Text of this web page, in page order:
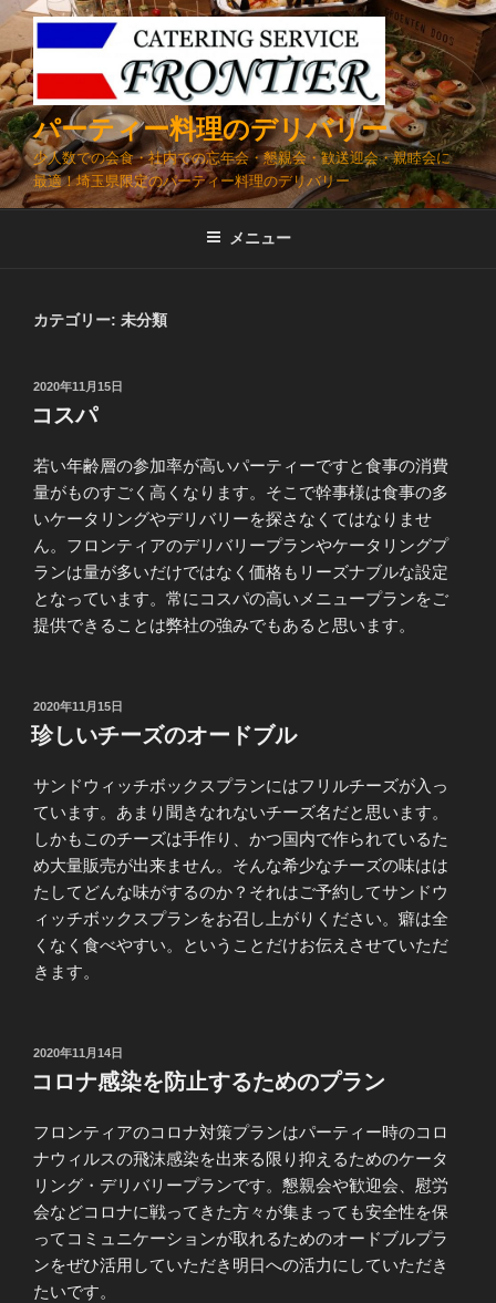
コ
テ
ン
ツ
へ
ス
キ
パーティー料理のデリバリー
少人数での会食・社内での忘年会・懇親会・歓送迎会・親睦会に
最適！埼玉県限定のパーティー料理のデリバリー
メニュー
カテゴリー: 未分類
投
日:
2020年11月15日
コスパ
若い年齢層の参加率が高いパーティーですと食事の消費
量がものすごく高くなります。そこで幹事様は食事の多
いケータリングやデリバリーを探さなくてはなりませ
ん。フロンティアのデリバリープランやケータリングプ
ランは量が多いだけではなく価格もリーズナブルな設定
となっています。常にコスパの高いメニュープランをご
提供できることは弊社の強みでもあると思います。
投
稿
日:
2020年11月15日
珍しいチーズのオードブル
サンドウィッチボックスプランにはフリルチーズが入っ
ています。あまり聞きなれないチーズ名だと思います。
しかもこのチーズは手作り、かつ国内で作られているた
め大量販売が出来ません。そんな希少なチーズの味はは
たしてどんな味がするのか？それはご予約してサンドウ
ィッチボックスプランをお召し上がりください。癖は全
くなく食べやすい。ということだけお伝えさせていただ
きます。
投
稿
日:
2020年11月14日
コロナ感染を防止するためのプラン
フロンティアのコロナ対策プランはパーティー時のコロ
ナウィルスの飛沫感染を出来る限り抑えるためのケータ
リング・デリバリープランです。懇親会や歓迎会、慰労
会などコロナに戦ってきた方々が集まっても安全性を保
ってコミュニケーションが取れるためのオードブルプラ
ンをぜひ活用していただき明日への活力にしていただき
たいです。